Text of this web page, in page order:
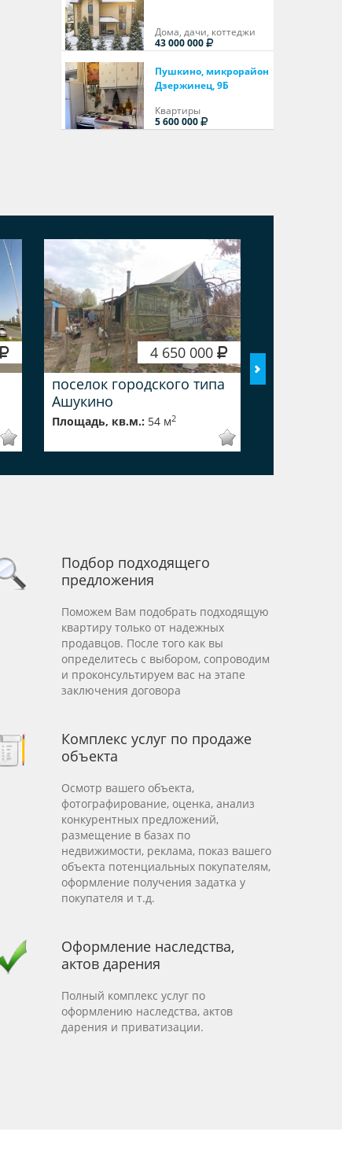
Дома, дачи, коттеджи
43 000 000
Пушкино, микрорайон
Дзержинец, 9Б
Квартиры
5 600 000
поселок городского типа
Ашукино
4 650 000
Площадь, кв.м.: 54 м2
Подбор подходящего
предложения
Поможем Вам подобрать подходящую
квартиру только от надежных
продавцов. После того как вы
определитесь с выбором, сопроводим
и проконсультируем вас на этапе
заключения договора
Комплекс услуг по продаже
объекта
Осмотр вашего объекта,
фотографирование, оценка, анализ
конкурентных предложений,
размещение в базах по
недвижимости, реклама, показ вашего
объекта потенциальных покупателям,
оформление получения задатка у
покупателя и т.д.
Оформление наследства,
актов дарения
Полный комплекс услуг по
оформлению наследства, актов
дарения и приватизации.